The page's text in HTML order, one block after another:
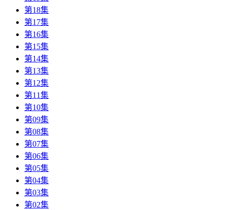
第18集
第17集
第16集
第15集
第14集
第13集
第12集
第11集
第10集
第09集
第08集
第07集
第06集
第05集
第04集
第03集
第02集